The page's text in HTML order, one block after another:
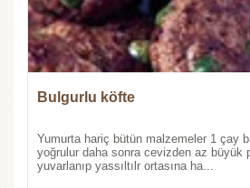
Bulgurlu köfte
Yumurta hariç bütün malzemeler 1 çay
yoğrulur daha sonra cevizden az büyük
yuvarlanıp yassıltılr ortasına ha...